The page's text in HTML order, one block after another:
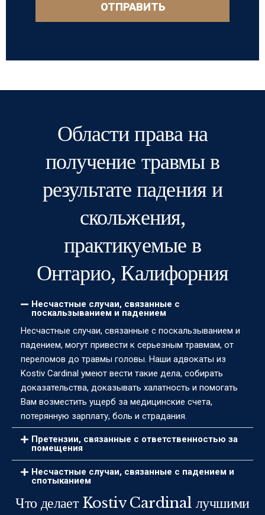
ОТПРАВИТЬ
Области права на
получение травмы в
результате падения и
скольжения,
практикуемые в
Онтарио, Калифорния
Несчастные случаи, связанные с
поскальзыванием и падением
Несчастные случаи, связанные с поскальзыванием и
падением, могут привести к серьезным травмам, от
переломов до травмы головы. Наши адвокаты из
Kostiv Cardinal умеют вести такие дела, собирать
доказательства, доказывать халатность и помогать
Вам возместить ущерб за медицинские счета,
потерянную зарплату, боль и страдания.
Претензии, связанные с ответственностью за
помещения
Несчастные случаи, связанные с падением и
спотыканием
Что делает Kostiv Cardinal лучшими